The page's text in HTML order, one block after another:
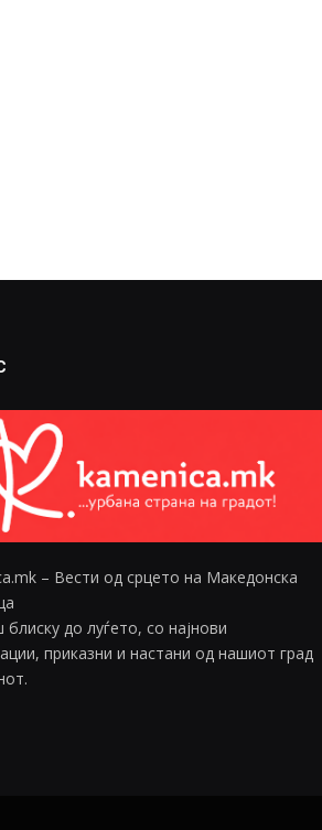
– Вести од срцето на Македонска
блиску до луѓето, со најнови
приказни и настани од нашиот град